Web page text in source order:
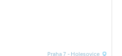
Praha 7 - Holesovice